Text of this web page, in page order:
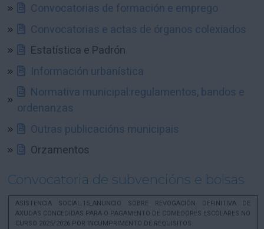
Convocatorias de formación e emprego
Convocatorias e actas de órganos colexiados
Estatística e Padrón
Información urbanística
Normativa municipal:regulamentos, bandos e
ordenanzas
Outras publicacións municipais
Orzamentos
Convocatoria de subvencións e bolsas
ASISTENCIA SOCIAL.15_ANUNCIO SOBRE REVOGACIÓN DEFINITIVA DE
AXUDAS CONCEDIDAS PARA O PAGAMENTO DE COMEDORES ESCOLARES NO
CURSO 2025/2026 POR INCUMPRIMENTO DE REQUISITOS